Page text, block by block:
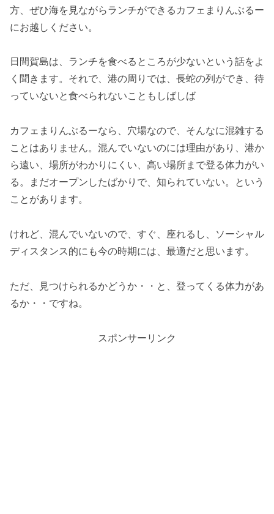
方、ぜひ海を見ながらランチができるカフェまりんぶるー
にお越しください。
日間賀島は、ランチを食べるところが少ないという話をよ
く聞きます。それで、港の周りでは、長蛇の列ができ、待
っていないと食べられないこともしばしば
カフェまりんぶるーなら、穴場なので、そんなに混雑する
ことはありません。混んでいないのには理由があり、港か
ら遠い、場所がわかりにくい、高い場所まで登る体力がい
る。まだオープンしたばかりで、知られていない。という
ことがあります。
けれど、混んでいないので、すぐ、座れるし、ソーシャル
ディスタンス的にも今の時期には、最適だと思います。
ただ、見つけられるかどうか・・と、登ってくる体力があ
るか・・ですね。
スポンサーリンク